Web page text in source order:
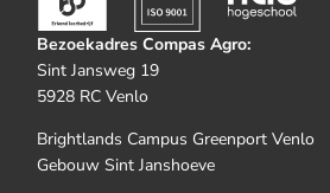
Bezoekadres Compas Agro:
Sint Jansweg 19
5928 RC Venlo
Brightlands Campus Greenport Venlo
Gebouw Sint Janshoeve